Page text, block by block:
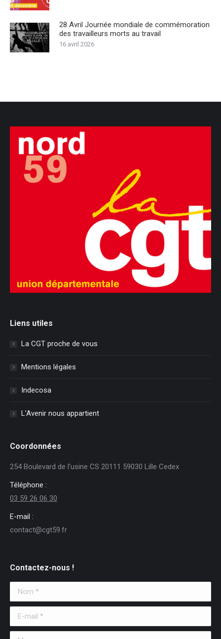
28 Avril Journée mondiale de commémoration
des travailleurs morts au travail
16 avril 2026
Liens utiles
La CGT proche de vous
Mentions légales
Indecosa
L’Avenir nous appartient
Coordonnées
254 Boulevard de l'usine CS 20111 59030 Lille Cedex
Téléphone :
03 59 26 06 30
E-mail :
contact@cgt59.fr
Contactez-nous !
Nom *
E-mail *